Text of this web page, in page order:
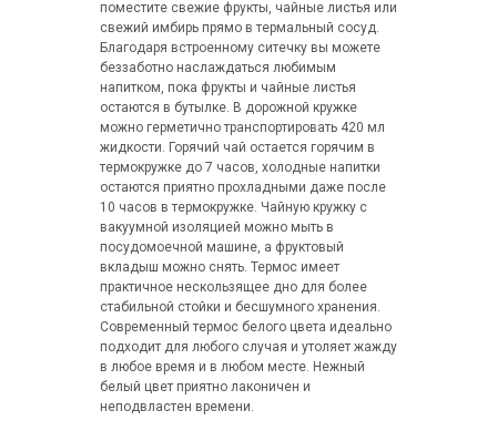
поместите свежие фрукты, чайные листья или
свежий имбирь прямо в термальный сосуд.
Благодаря встроенному ситечку вы можете
беззаботно наслаждаться любимым
напитком, пока фрукты и чайные листья
остаются в бутылке. В дорожной кружке
можно герметично транспортировать 420 мл
жидкости. Горячий чай остается горячим в
термокружке до 7 часов, холодные напитки
остаются приятно прохладными даже после
10 часов в термокружке. Чайную кружку с
вакуумной изоляцией можно мыть в
посудомоечной машине, а фруктовый
вкладыш можно снять. Термос имеет
практичное нескользящее дно для более
стабильной стойки и бесшумного хранения.
Современный термос белого цвета идеально
подходит для любого случая и утоляет жажду
в любое время и в любом месте. Нежный
белый цвет приятно лаконичен и
неподвластен времени.